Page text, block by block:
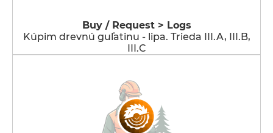
Buy / Request > Logs
Kúpim drevnú guľatinu - lipa. Trieda III.A, III.B,
III.C